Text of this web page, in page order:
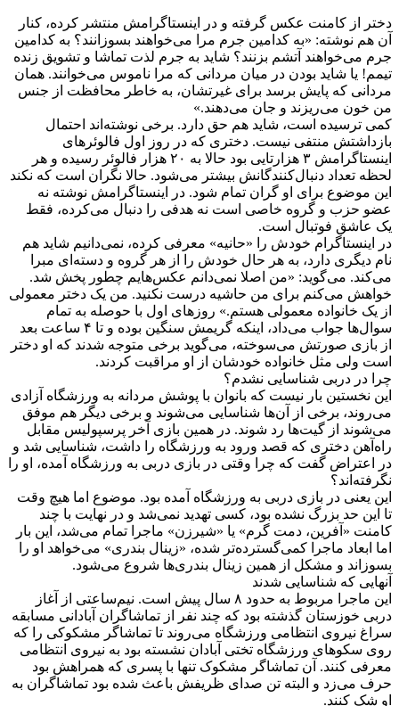
دختر از کامنت عکس گرفته و در اینستاگرامش منتشر کرده، کنار
آن هم نوشته: «به کدامین جرم مرا می‌خواهند بسوزانند؟ به کدامین
جرم می‌خواهند آتشم بزنند؟ شاید به جرم لذت تماشا و تشویق زنده
تیمم! یا شاید بودن در میان مردانی که مرا ناموس می‌خوانند. همان
مردانی که پایش برسد برای غیرتشان، به خاطر محافظت از جنس
من خون می‌ریزند و جان می‌دهند.»
کمی‌ ترسیده است، شاید هم حق دارد. برخی نوشته‌اند احتمال
بازداشتش منتفی نیست. دختری که در روز اول فالوئرهای
اینستاگرامش ۳ هزارتایی بود حالا به ۲۰ هزار فالوئر رسیده و هر
لحظه تعداد دنبال‌کنندگانش بیشتر می‌شود. حالا نگران است که نکند
این موضوع برای او گران تمام شود. در اینستاگرامش نوشته نه
عضو حزب و گروه خاصی است نه هدفی را دنبال می‌کرده، فقط
یک عاشق فوتبال است.
در اینستاگرام خودش را «حانیه» معرفی کرده، نمی‌دانیم شاید هم
نام دیگری دارد، به هر حال خودش را از هر گروه و دسته‌ای مبرا
می‌کند. می‌گوید: «من اصلا نمی‌دانم عکس‌هایم چطور پخش شد.
خواهش می‌کنم برای من حاشیه درست نکنید. من یک دختر معمولی
از یک خانواده معمولی هستم.» روزهای اول با حوصله به تمام
سوال‌ها جواب می‌داد، اینکه گریمش سنگین بوده و تا ۴ ساعت بعد
از بازی صورتش می‌سوخته، می‌گوید برخی متوجه شدند که او دختر
است ولی مثل خانواده‌ خودشان از او مراقبت کردند.
چرا در دربی شناسایی نشدم؟
این نخستین بار نیست که بانوان با پوشش مردانه به ورزشگاه آزادی
می‌روند، برخی از آن‌ها شناسایی می‌شوند و برخی دیگر هم موفق
می‌شوند از گیت‌ها رد شوند. در همین بازی آخر پرسپولیس مقابل
راه‌آهن دختری که قصد ورود به ورزشگاه را داشت، شناسایی شد و
در اعتراض گفت که چرا وقتی در بازی دربی به ورزشگاه آمده، او را
نگرفته‌اند؟
این یعنی در بازی دربی به ورزشگاه آمده بود. موضوع اما هیچ وقت
تا این حد بزرگ نشده بود، کسی تهدید نمی‌شد و در نهایت با چند
کامنت «آفرین، دمت گرم» یا «شیرزن» ماجرا تمام می‌شد، این بار
اما ابعاد ماجرا کمی‌گسترده‌تر شده، «زینال بندری» می‌خواهد او را
بسوزاند و مشکل از همین زینال بندری‌ها شروع می‌شود.
آنهایی که شناسایی شدند
این ماجرا مربوط به حدود ۸ سال پیش است. نیم‌ساعتی از آغاز
دربی خوزستان گذشته بود که چند نفر از تماشاگران آبادانی مسابقه
سراغ نیروی انتظامی‌ ورزشگاه می‌روند تا تماشاگر مشکوکی را که
روی سکوهای ورزشگاه تختی آبادان نشسته بود به نیروی انتظامی‌
معرفی کنند. آن تماشاگر مشکوک تنها با پسری که همراهش بود
حرف می‌زد و البته تن صدای ظریفش باعث شده بود تماشاگران به
او شک کنند.